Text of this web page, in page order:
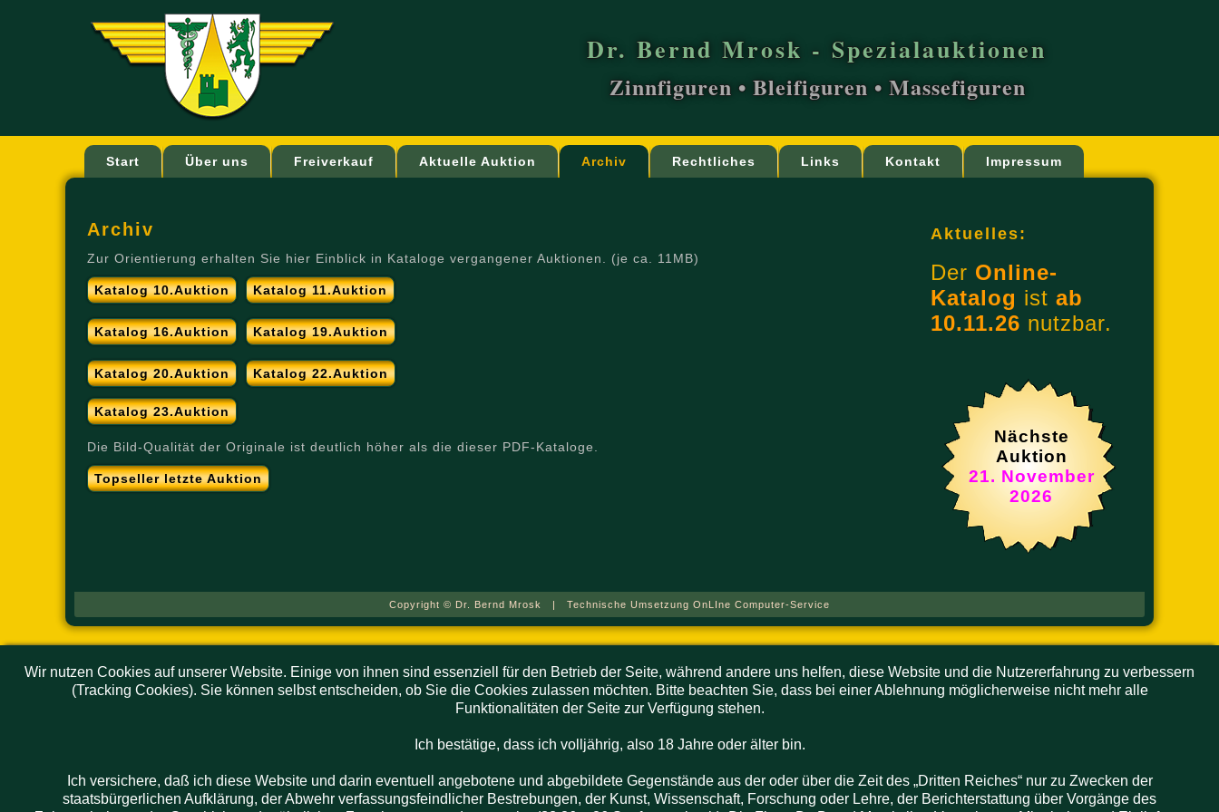
Dr. Bernd Mrosk - Spezialauktionen
Zinnfiguren • Bleifiguren • Massefiguren
Start Über uns Freiverkauf Aktuelle Auktion Archiv Rechtliches Links Kontakt Impressum
Archiv
Zur Orientierung erhalten Sie hier Einblick in Kataloge vergangener Auktionen. (je ca. 11MB)
Katalog 10.Auktion Katalog 11.Auktion
Katalog 16.Auktion Katalog 19.Auktion
Katalog 20.Auktion Katalog 22.Auktion
Katalog 23.Auktion
Die Bild-Qualität der Originale ist deutlich höher als die dieser PDF-Kataloge.
Topseller letzte Auktion
Aktuelles:
Der Online-
Katalog ist ab
10.11.26 nutzbar.
Nächste
Auktion
21. November
2026
Copyright © Dr. Bernd Mrosk | Technische Umsetzung OnLIne Computer-Service
Wir nutzen Cookies auf unserer Website. Einige von ihnen sind essenziell für den Betrieb der Seite, während andere uns helfen, diese Website und die Nutzererfahrung zu verbessern
(Tracking Cookies). Sie können selbst entscheiden, ob Sie die Cookies zulassen möchten. Bitte beachten Sie, dass bei einer Ablehnung möglicherweise nicht mehr alle
Funktionalitäten der Seite zur Verfügung stehen.
Ich bestätige, dass ich volljährig, also 18 Jahre oder älter bin.
Ich versichere, daß ich diese Website und darin eventuell angebotene und abgebildete Gegenstände aus der oder über die Zeit des „Dritten Reiches“ nur zu Zwecken der
staatsbürgerlichen Aufklärung, der Abwehr verfassungsfeindlicher Bestrebungen, der Kunst, Wissenschaft, Forschung oder Lehre, der Berichterstattung über Vorgänge des